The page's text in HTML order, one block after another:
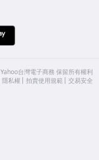
Yahoo台灣電子商務 保留所有權利
隱私權 拍賣使用規範 交易安全